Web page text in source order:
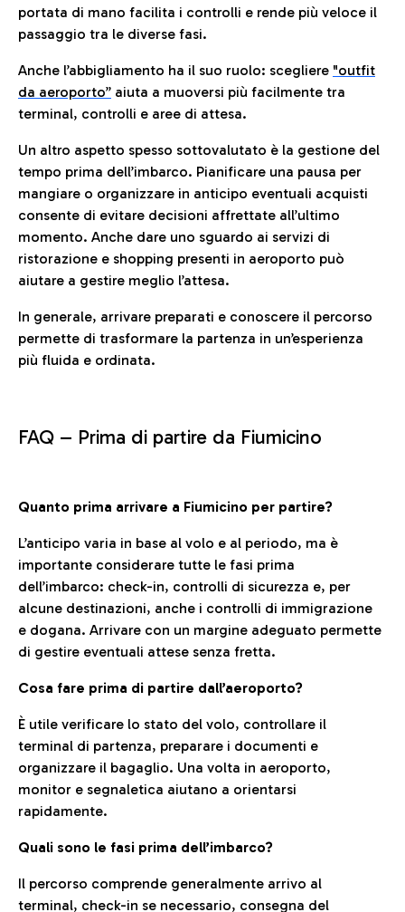
portata di mano facilita i controlli e rende più veloce il
passaggio tra le diverse fasi.
Anche l’abbigliamento ha il suo ruolo: scegliere "outfit
da aeroporto” aiuta a muoversi più facilmente tra
terminal, controlli e aree di attesa.
Un altro aspetto spesso sottovalutato è la gestione del
tempo prima dell’imbarco. Pianificare una pausa per
mangiare o organizzare in anticipo eventuali acquisti
consente di evitare decisioni affrettate all’ultimo
momento. Anche dare uno sguardo ai servizi di
ristorazione e shopping presenti in aeroporto può
aiutare a gestire meglio l’attesa.
In generale, arrivare preparati e conoscere il percorso
permette di trasformare la partenza in un’esperienza
più fluida e ordinata.
FAQ – Prima di partire da Fiumicino
Quanto prima arrivare a Fiumicino per partire?
L’anticipo varia in base al volo e al periodo, ma è
importante considerare tutte le fasi prima
dell’imbarco: check-in, controlli di sicurezza e, per
alcune destinazioni, anche i controlli di immigrazione
e dogana. Arrivare con un margine adeguato permette
di gestire eventuali attese senza fretta.
Cosa fare prima di partire dall’aeroporto?
È utile verificare lo stato del volo, controllare il
terminal di partenza, preparare i documenti e
organizzare il bagaglio. Una volta in aeroporto,
monitor e segnaletica aiutano a orientarsi
rapidamente.
Quali sono le fasi prima dell’imbarco?
Il percorso comprende generalmente arrivo al
terminal, check-in se necessario, consegna del